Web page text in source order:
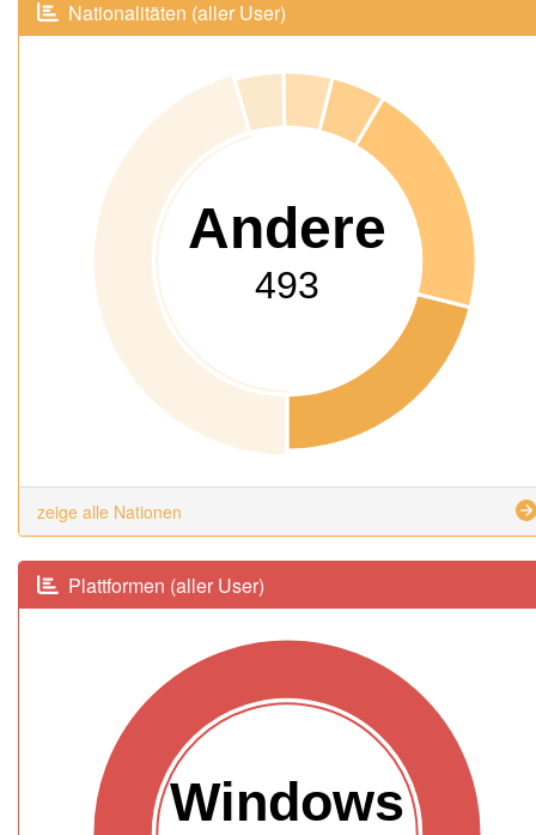
Nationalitäten (aller User)
Andere
493
zeige alle Nationen
Plattformen (aller User)
Windows